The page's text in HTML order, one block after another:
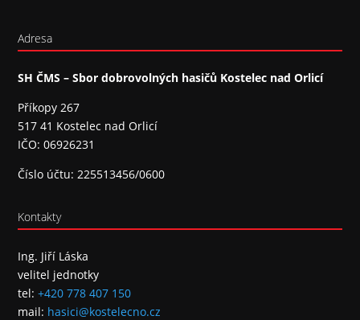
Adresa
SH ČMS – Sbor dobrovolných hasičů Kostelec nad Orlicí
Příkopy 267
517 41 Kostelec nad Orlicí
IČO: 06926231
Číslo účtu: 225513456/0600
Kontakty
Ing. Jiří Láska
velitel jednotky
tel:+420 778 407 150
mail: hasici@kostelecno.cz